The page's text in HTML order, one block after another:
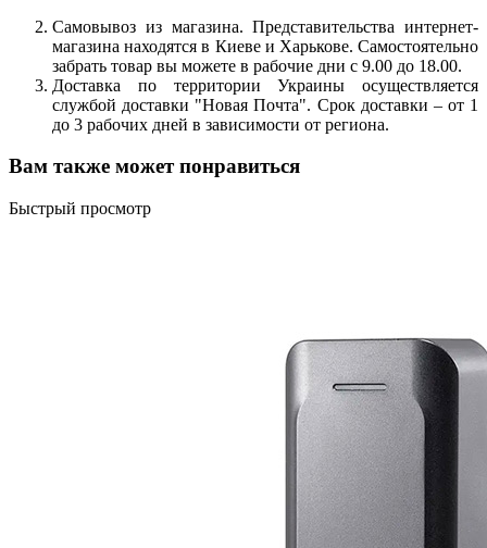
Самовывоз из магазина. Представительства интернет-
магазина находятся в Киеве и Харькове. Самостоятельно
забрать товар вы можете в рабочие дни с 9.00 до 18.00.
Доставка по территории Украины осуществляется
службой доставки "Новая Почта". Срок доставки – от 1
до 3 рабочих дней в зависимости от региона.
Вам также может понравиться
Быстрый просмотр